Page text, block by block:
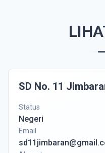
SD No. 11
Status
Negeri
Email